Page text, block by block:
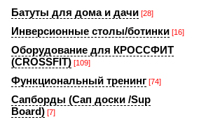
Батуты для дома и дачи [28]
Инверсионные столы/ботинки [16]
Оборудование для КРОССФИТ
(CROSSFIT) [109]
Функциональный тренинг [74]
Сапборды (Сап доски /Sup
Board) [7]